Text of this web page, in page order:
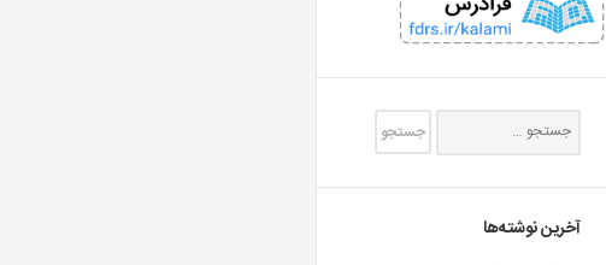
آخرین نوشته‌ها